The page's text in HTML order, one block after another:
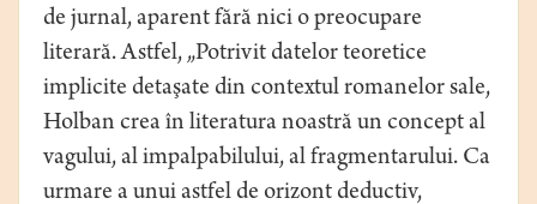
de jurnal, aparent fără nici o preocupare
literară. Astfel, „Potrivit datelor teoretice
implicite detaşate din contextul romanelor sale,
Holban crea în literatura noastră un concept al
vagului, al impalpabilului, al fragmentarului. Ca
urmare a unui astfel de orizont deductiv,